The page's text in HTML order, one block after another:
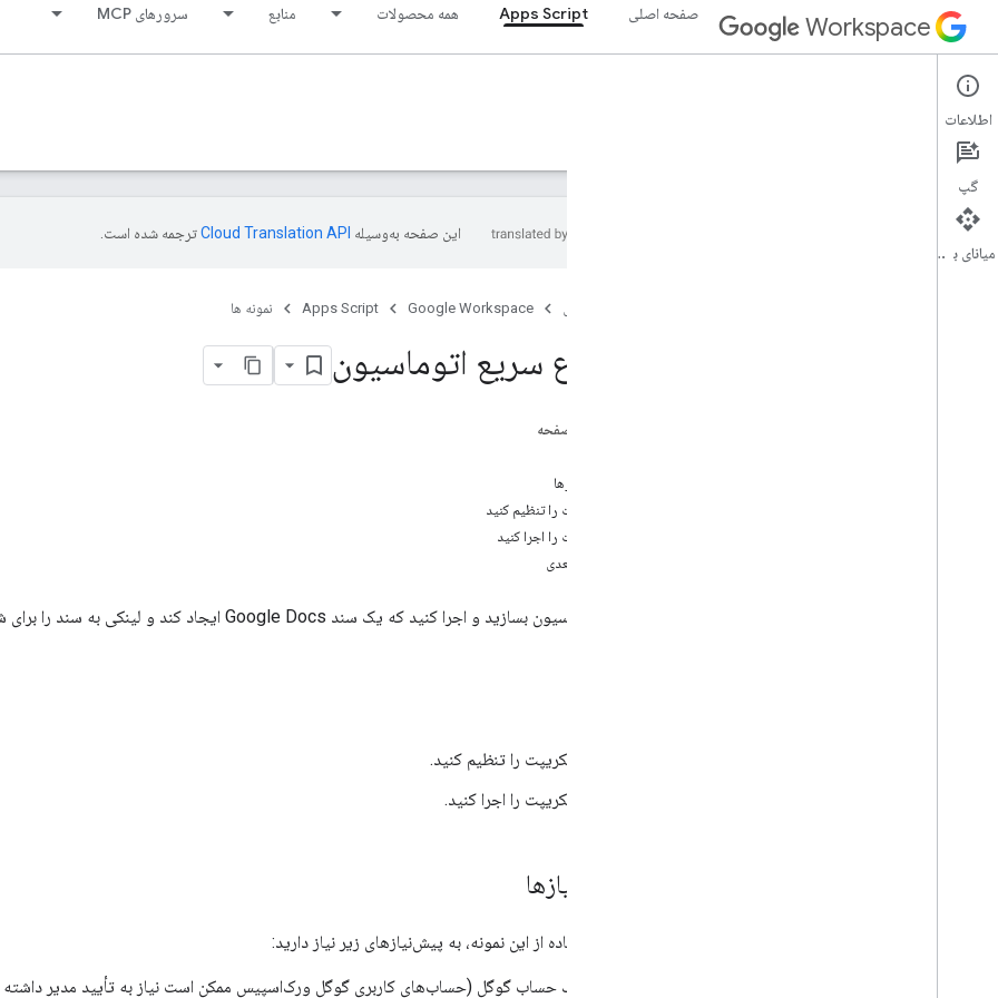
Workspace صفحه اصلی Apps Script همه محصولات منابع سرورهای MCP
Apps Script
نمای کلی
این صفحه به‌وسیله ترجمه شده است.
صفحه اصلی Google Workspace
Apps Script نمونه ها
شروع سریع اتوماسیون
در این صفحه
پیش‌نیازها
اسکریپت را تنظیم کنید
اسکریپت را اجرا کنید
مراحل بعدی
یک اتوماسیون بسازید و اجرا کنید که یک سند Google Docs ایجاد کند و لینکی به سند را برای شما ایمیل کند.
اسکریپت را تنظیم کنید.
اسکریپت را اجرا کنید.
پیش‌نیازها
برای استفاده از این نمونه، به پیش‌نیازهای زیر نیاز دارید:
یک حساب گوگل (حساب‌های کاربری گوگل ورک‌اسپیس ممکن است نیاز به تأیید مدیر داشته
اطلاعات
گپ
میانای برنامه‌سازی کاربردی